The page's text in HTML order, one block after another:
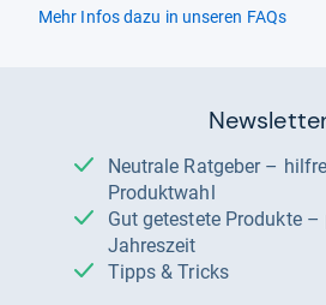
Mehr Infos dazu in unseren FAQs
Neutrale Ratgeber – hilfreich für Ihre
Produktwahl
Gut getestete Produkte – passend zur
Jahreszeit
Tipps & Tricks